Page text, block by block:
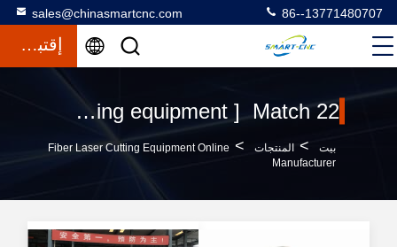
sales@chinasmartcnc.com 86--13771480707
إقتباس
Keywords [ fiber laser cutting equipment ] Match 22 المنتجات
بيت > المنتجات >
Fiber Laser Cutting Equipment Online
Manufacturer